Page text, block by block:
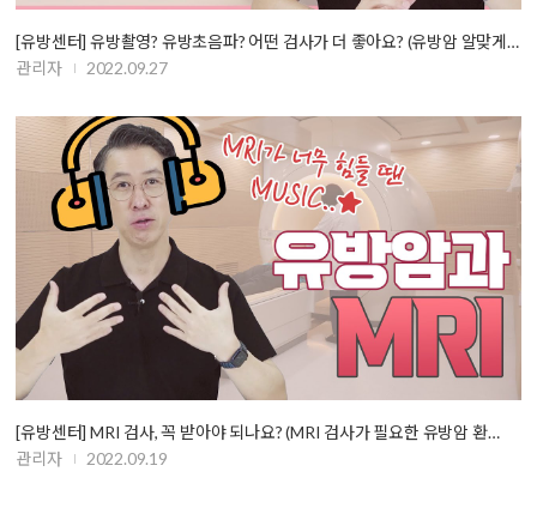
[유방센터] 유방촬영? 유방초음파? 어떤 검사가 더 좋아요? (유방암 알맞게 …
관리자
2022.09.27
[유방센터] MRI 검사, 꼭 받아야 되나요? (MRI 검사가 필요한 유방암 환…
관리자
2022.09.19